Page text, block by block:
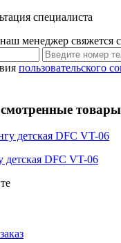
специалиста
наш менеджер
пользовательского
детская DFC VT-06